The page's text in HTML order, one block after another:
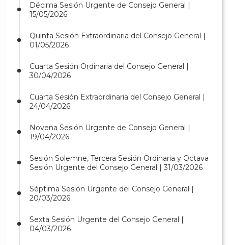
Décima Sesión Urgente de Consejo General |
15/05/2026
Quinta Sesión Extraordinaria del Consejo General |
01/05/2026
Cuarta Sesión Ordinaria del Consejo General |
30/04/2026
Cuarta Sesión Extraordinaria del Consejo General |
24/04/2026
Novena Sesión Urgente de Consejo General |
19/04/2026
Sesión Solemne, Tercera Sesión Ordinaria y Octava
Sesión Urgente del Consejo General | 31/03/2026
Séptima Sesión Urgente del Consejo General |
20/03/2026
Sexta Sesión Urgente del Consejo General |
04/03/2026